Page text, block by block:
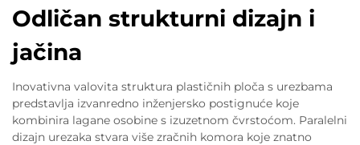
Odličan strukturni dizajn i
jačina
Inovativna valovita struktura plastičnih ploča s urezbama
predstavlja izvanredno inženjersko postignuće koje
kombinira lagane osobine s izuzetnom čvrstoćom. Paralelni
dizajn urezaka stvara više zračnih komora koje znatno